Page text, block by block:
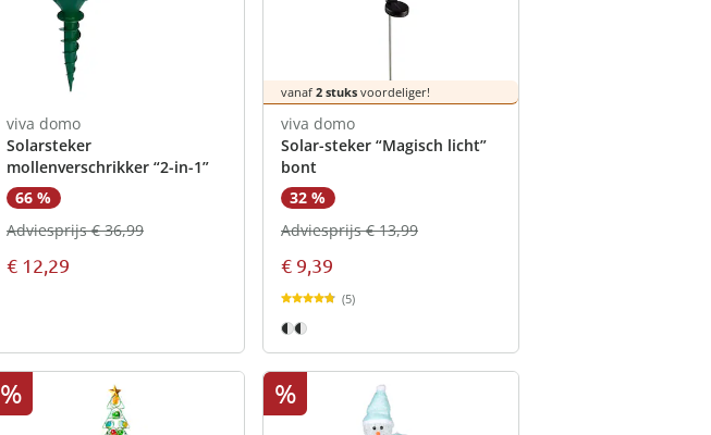
viva domo
Solarsteker
mollenverschrikker “2-in-1”
66 %
€ 12,29
Adviesprijs € 36,99
vanaf 2 stuks voordeliger!
viva domo
Solar-steker “Magisch licht”
bont
32 %
€ 9,39
Adviesprijs € 13,99
(5)
% %